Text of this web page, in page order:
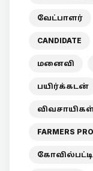
வேட்பாளர்
CANDIDATE
மனைவி
பயிர்க்கடன்
FARMERS
கோவில்பட்டி